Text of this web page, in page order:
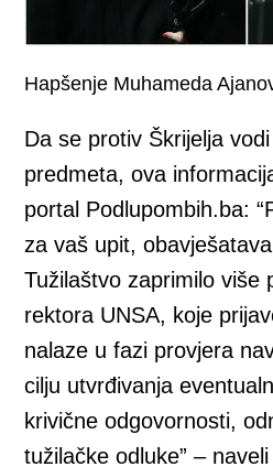
Hapšenje Muhameda
Da se protiv Škrijelja
predmeta, ova
portal Podlupombih.ba:
za vaš upit,
Tužilaštvo zaprimilo više
rektora UNSA, koje
nalaze u fazi provjera
cilju utvrđivanja
krivične odgovornosti,
tužilačke odluke” –